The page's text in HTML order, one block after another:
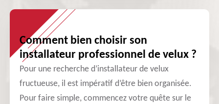
Comment bien choisir son
installateur professionnel de velux ?
Pour une recherche d’installateur de velux
fructueuse, il est impératif d’être bien organisée.
Pour faire simple, commencez votre quête sur le